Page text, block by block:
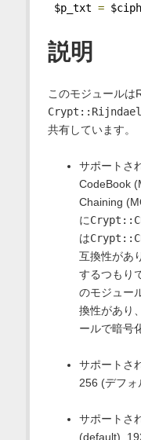
$p_txt =
説明
このモジュールは
Crypt::Rijndael
共有しています。
サポートさ
CodeBook
Chaining
に
は
互換性があ
するつもり
のモジュー
換性があり
ールで暗号
サポートさ
256 (デフォ
サポートさ
(default),